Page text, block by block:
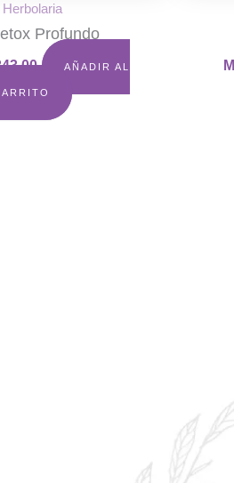
Herbolaria
Profundo
AÑADIR AL